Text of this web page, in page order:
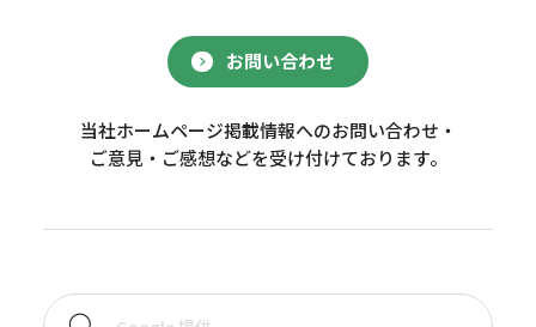
お問い合わせ
当社ホームページ掲載情報へのお問い合わせ・
ご意見・ご感想などを受け付けております。